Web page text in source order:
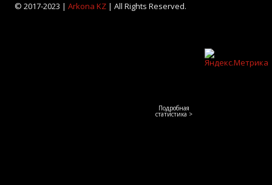
© 2017-2023 | Arkona KZ| All Rights Reserved.
Подробная
статистика >